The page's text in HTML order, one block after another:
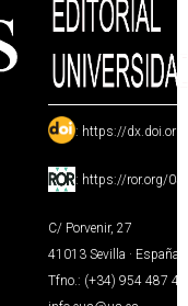
: https://
: https://ror.org/
C/ Porvenir, 27
41013 Sevilla · España
Tfno.: (+34) 954 487